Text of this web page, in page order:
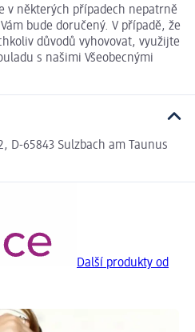
v některých případech nepatrně
bude doručený. V případě, že
důvodů vyhovovat, využijte
s našimi Všeobecnými
D-65843 Sulzbach am Taunus
Další produkty od